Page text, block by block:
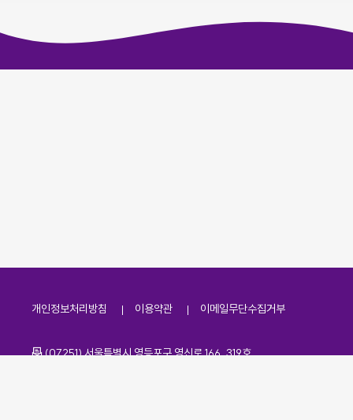
개인정보처리방침 이용약관 이메일무단수집거부
주소
(07251) 서울특별시 영등포구 영신로 166, 319호